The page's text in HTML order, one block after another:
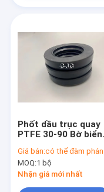
Phốt dầu trục quay
PTFE 30-90 Bờ biển
AP2388E
Giá bán:có thể đàm phán
MOQ:1 bộ
Nhận giá mới nhất